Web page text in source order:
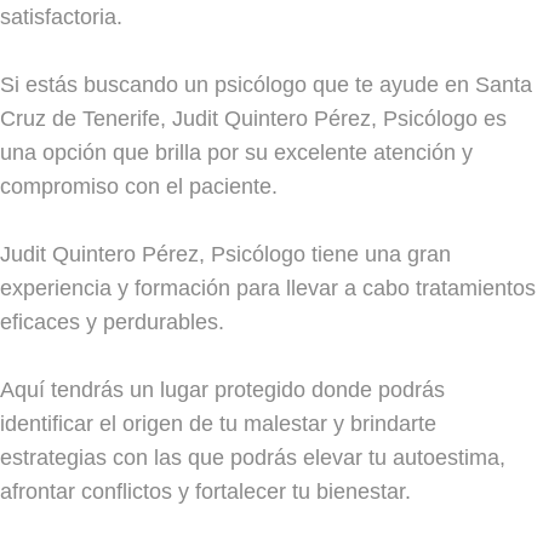
satisfactoria.
Si estás buscando un psicólogo que te ayude en Santa
Cruz de Tenerife, Judit Quintero Pérez, Psicólogo es
una opción que brilla por su excelente atención y
compromiso con el paciente.
Judit Quintero Pérez, Psicólogo tiene una gran
experiencia y formación para llevar a cabo tratamientos
eficaces y perdurables.
Aquí tendrás un lugar protegido donde podrás
identificar el origen de tu malestar y brindarte
estrategias con las que podrás elevar tu autoestima,
afrontar conflictos y fortalecer tu bienestar.